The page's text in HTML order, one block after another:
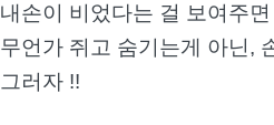
내손이 비었다는 걸 보여주
무언가 쥐고 숨기는게 아닌,
그러자 !!